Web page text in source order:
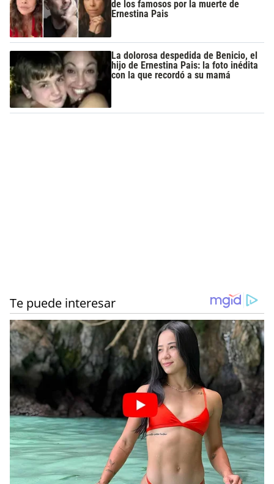
de los famosos por la muerte de
Ernestina Pais
La dolorosa despedida de Benicio, el
hijo de Ernestina Pais: la foto inédita
con la que recordó a su mamá